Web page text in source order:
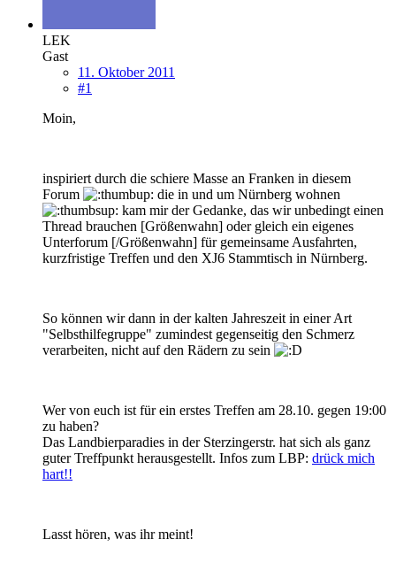
LEK
Gast
11. Oktober 2011
#1
Moin,
inspiriert durch die schiere Masse an Franken in diesem
Forum
die in und um Nürnberg wohnen
kam mir der Gedanke, das wir unbedingt einen
Thread brauchen [Größenwahn] oder gleich ein eigenes
Unterforum [/Größenwahn] für gemeinsame Ausfahrten,
kurzfristige Treffen und den XJ6 Stammtisch in Nürnberg.
So können wir dann in der kalten Jahreszeit in einer Art
"Selbsthilfegruppe" zumindest gegenseitig den Schmerz
verarbeiten, nicht auf den Rädern zu sein
Wer von euch ist für ein erstes Treffen am 28.10. gegen 19:00
zu haben?
Das Landbierparadies in der Sterzingerstr. hat sich als ganz
guter Treffpunkt herausgestellt. Infos zum LBP: drück mich
hart!!
Lasst hören, was ihr meint!